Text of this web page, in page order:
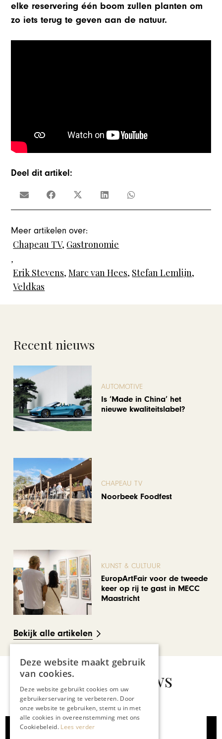
elke reservering één boom zullen planten om
zo iets terug te geven aan de natuur.
Deel dit artikel:
Meer artikelen over:
Chapeau TV, Gastronomie
,
Erik Stevens,Marc van Hees, Stefan Lemlijn,
Veldkas
Recent nieuws
AUTOMOTIVE
Is ‘Made in China’ het
nieuwe kwaliteitslabel?
CHAPEAU TV
Noorbeek Foodfest
KUNST & CULTUUR
EuropArtFair voor de tweede
keer op rij te gast in MECC
Maastricht
Bekijk alle artikelen
Gerelateerd nieuws
Deze website maakt gebruik
van cookies.
Deze website gebruikt cookies om uw
gebruikerservaring te verbeteren. Door
onze website te gebruiken, stemt u in met
alle cookies in overeenstemming met ons
Cookiebeleid. Lees verder